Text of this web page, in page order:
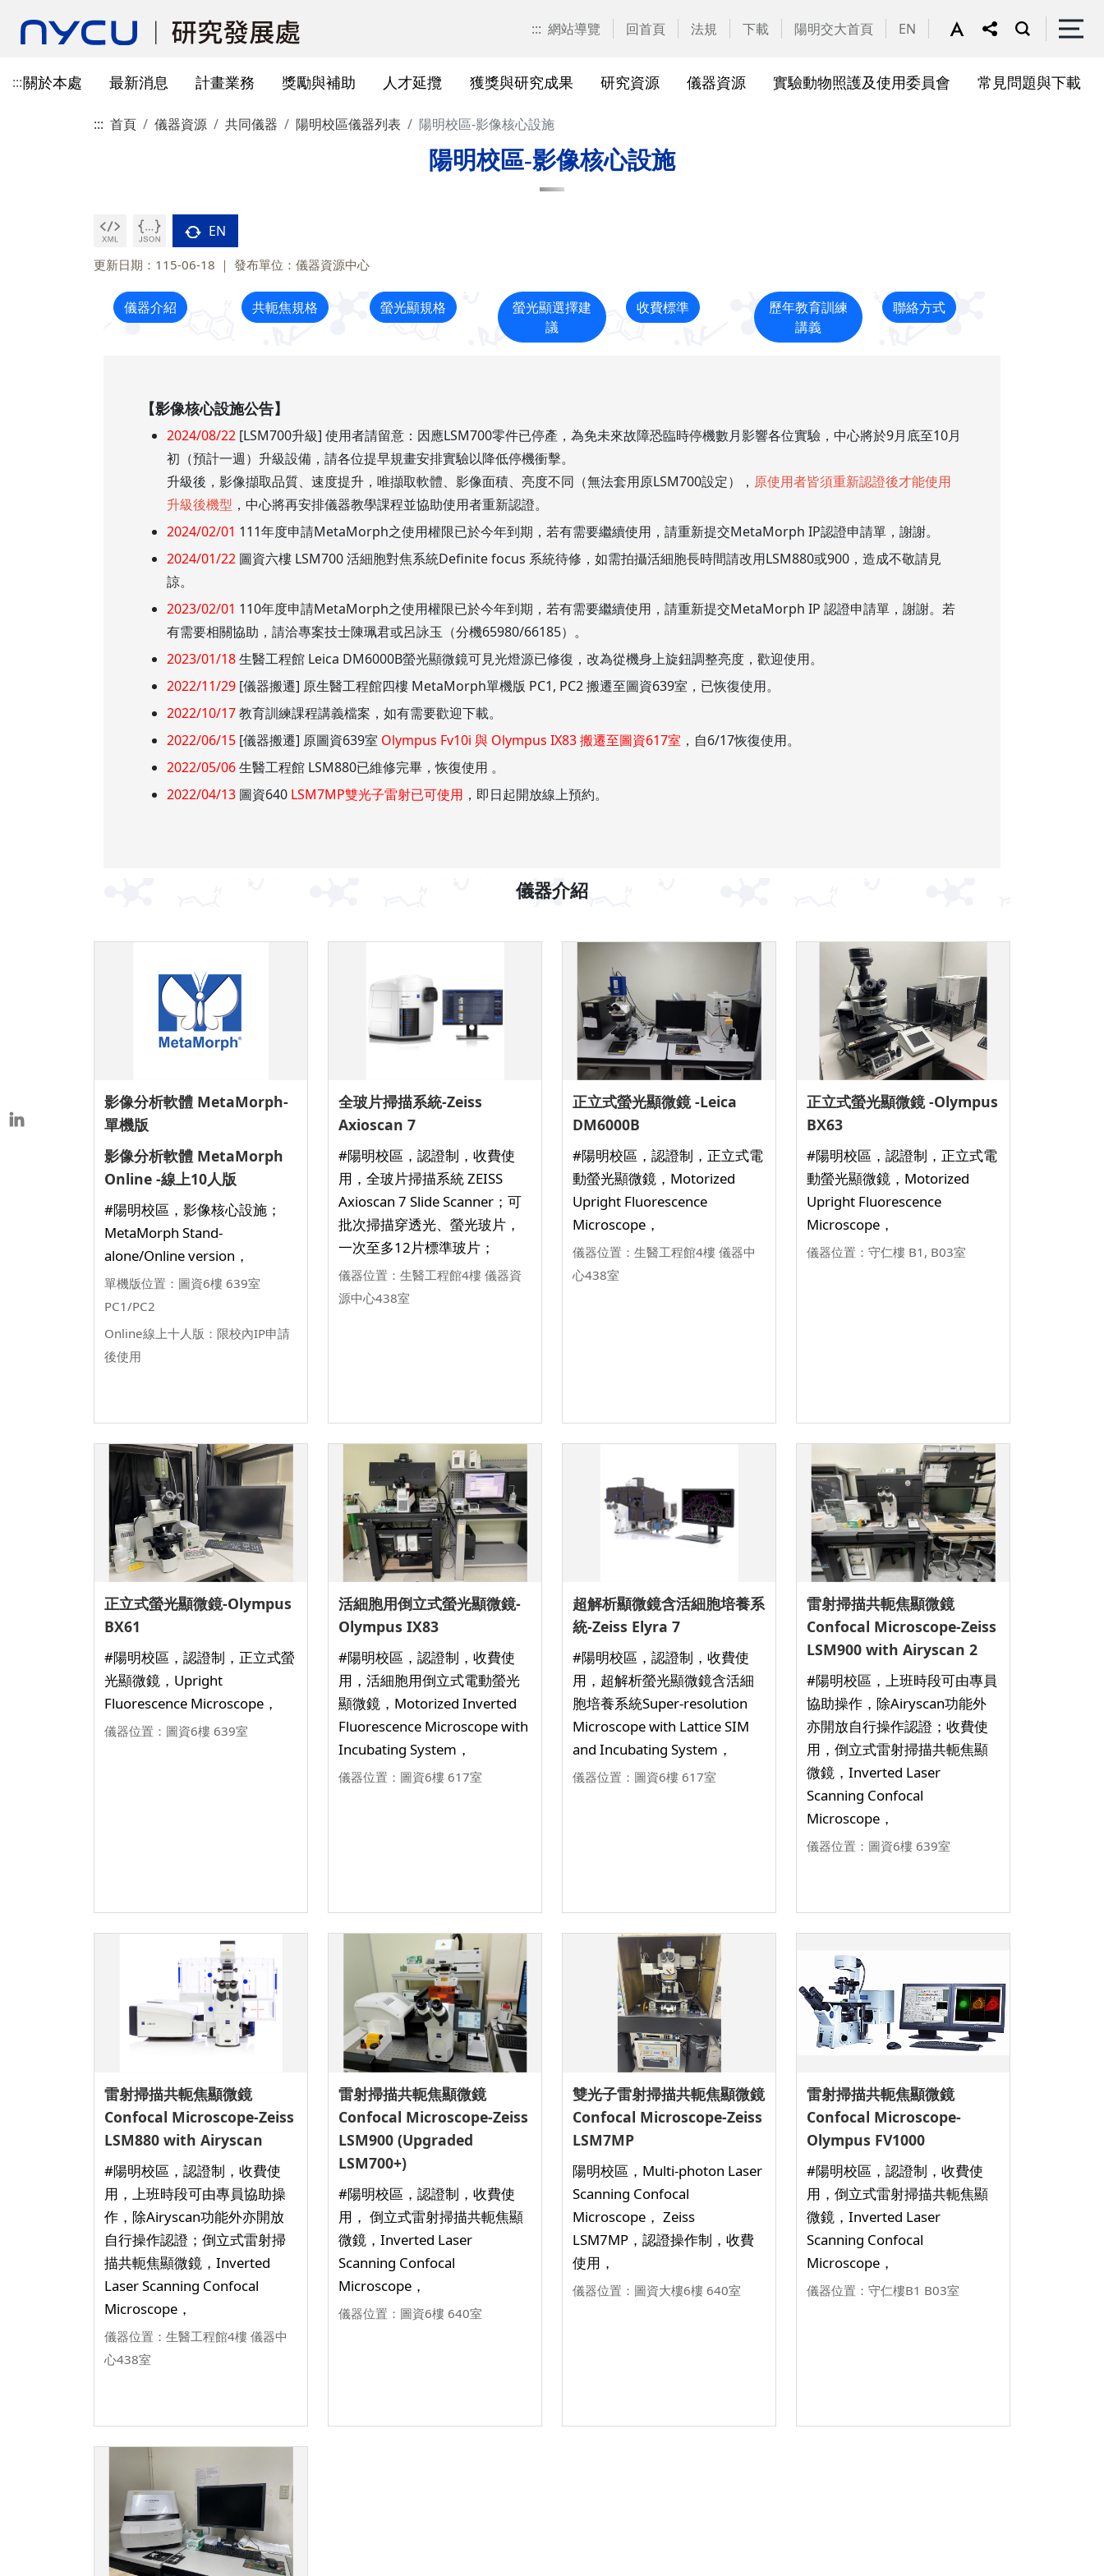
::: 網站導覽 回首頁 法規 下載 陽明交大首頁 EN
:::關於本處
儀器資源中心
儀器資源中心使用者委員會
最新消息
獎補助公告
計畫業務
產學合作(非國科會)計畫申請
本校相關表格
獎勵與補助
獎勵與補助方案申請 線上作業系統連結
人才延攬
教育部玉山學者計畫 研發替代役
獲獎與研究成果
其他公家機關獎項
研究資源
學術成果發表指引
本校對校內學術出版實務之指
SciVal用戶資源
構學術交流與合作協議
研究人員評審委員會
儀器資源
辦公室與各儀器室位置 教育訓練公告
國科會基礎研究核心設施預約
服務管理系統
陽明校區-門禁及儀器預約系統
實驗動物照護及使用委員會
最新消息及教育訓練
常見問題與下載
產學合作(非國科會)計畫
校內外獎補助
儀器資源相關
::: 首頁 儀器資源 共同儀器 陽明校區儀器列表 陽明校區-影像核心設施
陽明校區-影像核心設施
EN
更新日期：115-06-18 發布單位：儀器資源中心
儀器介紹 共軛焦規格 螢光顯規格
螢光顯選擇建
議
收費標準
歷年教育訓練
講義
聯絡方式
【影像核心設施公告】
2024/08/22[LSM700升級] 使用者請留意：因應LSM700零件已停產，為免未來故障恐臨時停機數月影響各位實驗，中心將於9月底至10月
初（預計一週）升級設備，請各位提早規畫安排實驗以降低停機衝擊。
升級後，影像擷取品質、速度提升，唯擷取軟體、影像面積、亮度不同（無法套用原LSM700設定）， 原使用者皆須重新認證後才能使用
升級後機型 ，中心將再安排儀器教學課程並協助使用者重新認證。
2024/02/01 111年度申請MetaMorph之使用權限已於今年到期，若有需要繼續使用，請重新提交MetaMorph IP認證申請單，謝謝。
2024/01/22圖資六樓 LSM700 活細胞對焦系統Definite focus 系統待修，如需拍攝活細胞長時間請改用LSM880或900，造成不敬請見
諒。
2023/02/01 110年度申請MetaMorph之使用權限已於今年到期，若有需要繼續使用，請重新提交MetaMorph IP 認證申請單，謝謝。若
有需要相關協助，請洽專案技士陳珮君或呂詠玉（分機65980/66185）。
2023/01/18生醫工程館 Leica DM6000B螢光顯微鏡可見光燈源已修復，改為從機身上旋鈕調整亮度，歡迎使用。
2022/11/29[儀器搬遷] 原生醫工程館四樓 MetaMorph單機版 PC1, PC2 搬遷至圖資639室，已恢復使用。
2022/10/17教育訓練課程講義檔案，如有需要歡迎下載。
2022/06/15[儀器搬遷] 原圖資639室 Olympus Fv10i 與 Olympus IX83 搬遷至圖資617室 ，自6/17恢復使用。
2022/05/06生醫工程館 LSM880已維修完畢，恢復使用 。
2022/04/13圖資640 LSM7MP雙光子雷射已可使用 ，即日起開放線上預約。
儀器介紹
影像分析軟體 MetaMorph-
單機版
影像分析軟體 MetaMorph
Online -線上10人版
#陽明校區，影像核心設施；
MetaMorph Stand-
alone/Online version，
單機版位置：圖資6樓 639室
PC1/PC2
Online線上十人版：限校內IP申請
後使用
全玻片掃描系統-Zeiss
Axioscan 7
#陽明校區，認證制，收費使
用，全玻片掃描系統 ZEISS
Axioscan 7 Slide Scanner；可
批次掃描穿透光、螢光玻片，
一次至多12片標準玻片；
儀器位置：生醫工程館4樓 儀器資
源中心438室
正立式螢光顯微鏡 -Leica
DM6000B
#陽明校區，認證制，正立式電
動螢光顯微鏡，Motorized
Upright Fluorescence
Microscope，
儀器位置：生醫工程館4樓 儀器中
心438室
正立式螢光顯微鏡 -Olympus
BX63
#陽明校區，認證制，正立式電
動螢光顯微鏡，Motorized
Upright Fluorescence
Microscope，
儀器位置：守仁樓 B1, B03室
正立式螢光顯微鏡-Olympus
BX61
#陽明校區，認證制，正立式螢
光顯微鏡，Upright
Fluorescence Microscope，
儀器位置：圖資6樓 639室
活細胞用倒立式螢光顯微鏡-
Olympus IX83
#陽明校區，認證制，收費使
用，活細胞用倒立式電動螢光
顯微鏡，Motorized Inverted
Fluorescence Microscope with
Incubating System，
儀器位置：圖資6樓 617室
超解析顯微鏡含活細胞培養系
統-Zeiss Elyra 7
#陽明校區，認證制，收費使
用，超解析螢光顯微鏡含活細
胞培養系統Super-resolution
Microscope with Lattice SIM
and Incubating System，
儀器位置：圖資6樓 617室
雷射掃描共軛焦顯微鏡
Confocal Microscope-Zeiss
LSM900 with Airyscan 2
#陽明校區，上班時段可由專員
協助操作，除Airyscan功能外
亦開放自行操作認證；收費使
用，倒立式雷射掃描共軛焦顯
微鏡，Inverted Laser
Scanning Confocal
Microscope，
儀器位置：圖資6樓 639室
雷射掃描共軛焦顯微鏡
Confocal Microscope-Zeiss
LSM880 with Airyscan
#陽明校區，認證制，收費使
用，上班時段可由專員協助操
作，除Airyscan功能外亦開放
自行操作認證；倒立式雷射掃
描共軛焦顯微鏡，Inverted
Laser Scanning Confocal
Microscope，
儀器位置：生醫工程館4樓 儀器中
心438室
雷射掃描共軛焦顯微鏡
Confocal Microscope-Zeiss
LSM900 (Upgraded
LSM700+)
#陽明校區，認證制，收費使
用， 倒立式雷射掃描共軛焦顯
微鏡，Inverted Laser
Scanning Confocal
Microscope，
儀器位置：圖資6樓 640室
雙光子雷射掃描共軛焦顯微鏡
Confocal Microscope-Zeiss
LSM7MP
陽明校區，Multi-photon Laser
Scanning Confocal
Microscope， Zeiss
LSM7MP，認證操作制，收費
使用，
儀器位置：圖資大樓6樓 640室
雷射掃描共軛焦顯微鏡
Confocal Microscope-
Olympus FV1000
#陽明校區，認證制，收費使
用，倒立式雷射掃描共軛焦顯
微鏡，Inverted Laser
Scanning Confocal
Microscope，
儀器位置：守仁樓B1 B03室